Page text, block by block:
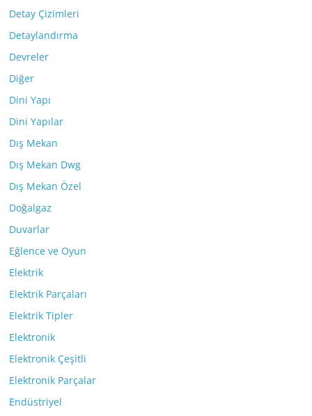
Detay Çizimleri
Detaylandırma
Devreler
Diğer
Dini Yapı
Dini Yapılar
Dış Mekan
Dış Mekan Dwg
Dış Mekan Özel
Doğalgaz
Duvarlar
Eğlence ve Oyun
Elektrik
Elektrik Parçaları
Elektrik Tipler
Elektronik
Elektronik Çeşitli
Elektronik Parçalar
Endüstriyel